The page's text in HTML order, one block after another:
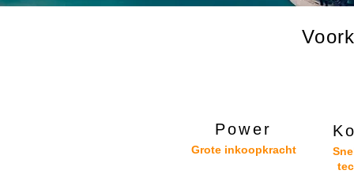
Grote inkoopkracht
Power